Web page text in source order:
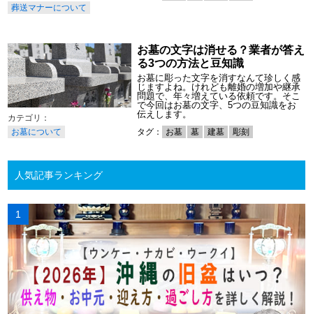
葬送マナーについて
お墓について
お墓の文字は消せる？業者が答え
る3つの方法と豆知識
お墓に彫った文字を消すなんて珍しく感
じますよね。けれども離婚の増加や継承
問題で、年々増えている依頼です。そこ
で今回はお墓の文字、5つの豆知識をお
伝えします。
タグ： お墓 墓 建墓 彫刻
人気記事ランキング